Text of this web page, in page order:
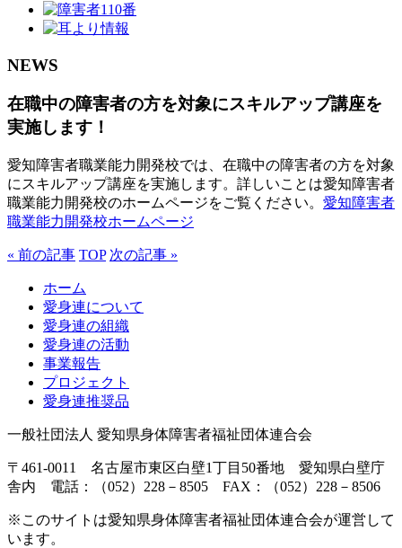
NEWS
在職中の障害者の方を対象にスキルアップ講座を
実施します！
愛知障害者職業能力開発校では、在職中の障害者の方を対象
にスキルアップ講座を実施します。詳しいことは愛知障害者
職業能力開発校のホームページをご覧ください。 愛知障害者
職業能力開発校ホームページ
« 前の記事 TOP 次の記事 »
ホーム
愛身連について
愛身連の組織
愛身連の活動
事業報告
プロジェクト
愛身連推奨品
一般社団法人 愛知県身体障害者福祉団体連合会
〒461-0011 名古屋市東区白壁1丁目50番地 愛知県白壁庁
舎内 電話：（052）228－8505 FAX：（052）228－8506
※このサイトは愛知県身体障害者福祉団体連合会が運営して
います。